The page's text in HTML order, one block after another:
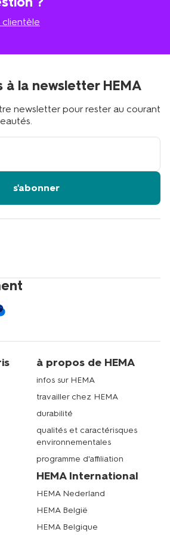
à la newsletter HEMA
newsletter pour rester au courant
s'abonner
à propos de HEMA
infos sur HEMA
travailler chez HEMA
durabilité
qualités et caractérisques
environnementales
programme d'affiliation
HEMA International
HEMA Nederland
HEMA België
HEMA Belgique